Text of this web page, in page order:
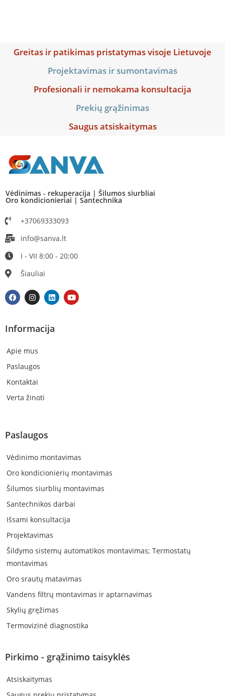
Greitas ir patikimas pristatymas visoje Lietuvoje
Projektavimas ir sumontavimas
Profesionali ir nemokama konsultacija
Prekių grąžinimas
Saugus atsiskaitymas
Vėdinimas - rekuperacija | Šilumos siurbliai
Oro kondicionieriai | Santechnika
+37069333093
info@sanva.lt
I - VII 8:00 - 20:00
Šiauliai
Informacija
Apie mus
Paslaugos
Kontaktai
Verta žinoti
Paslaugos
Vėdinimo montavimas
Oro kondicionierių montavimas
Šilumos siurblių montavimas
Santechnikos darbai
Išsami konsultacija
Projektavimas
Šildymo sistemų automatikos montavimas; Termostatų
montavimas
Oro srautų matavimas
Vandens filtrų montavimas ir aptarnavimas
Skylių gręžimas
Termovizinė diagnostika
Pirkimo - grąžinimo taisyklės
Atsiskaitymas